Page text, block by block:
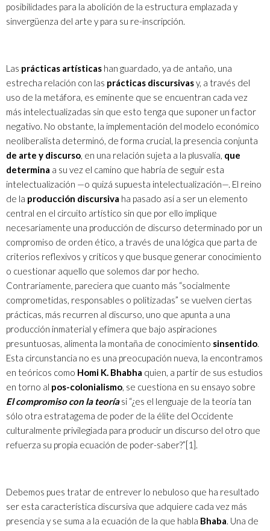
posibilidades para la abolición de la estructura emplazada y
sinvergüenza del arte y para su re-inscripción.
Las prácticas artísticas han guardado, ya de antaño, una
estrecha relación con las prácticas discursivasy, a través del
uso de la metáfora, es eminente que se encuentran cada vez
más intelectualizadas sin que esto tenga que suponer un factor
negativo. No obstante, la implementación del modelo económico
neoliberalista determinó, de forma crucial, la presencia conjunta
de arte y discurso, en una relación sujeta a la plusvalía, que
determina a su vez el camino que habría de seguir esta
intelectualización —o quizá supuesta intelectualización—. El reino
de la producción discursiva ha pasado así a ser un elemento
central en el circuito artístico sin que por ello implique
necesariamente una producción de discurso determinado por un
compromiso de orden ético, a través de una lógica que parta de
criterios reflexivos y críticos y que busque generar conocimiento
o cuestionar aquello que solemos dar por hecho.
Contrariamente, pareciera que cuanto más “socialmente
comprometidas, responsables o politizadas” se vuelven ciertas
prácticas, más recurren al discurso, uno que apunta a una
producción inmaterial y efímera que bajo aspiraciones
presuntuosas, alimenta la montaña de conocimiento sinsentido.
Esta circunstancia no es una preocupación nueva, la encontramos
en teóricos como Homi K. Bhabha quien, a partir de sus estudios
en torno al pos-colonialismo, se cuestiona en su ensayo sobre
El compromiso con la teoría si “¿es el lenguaje de la teoría tan
sólo otra estratagema de poder de la élite del Occidente
culturalmente privilegiada para producir un discurso del otro que
refuerza su propia ecuación de poder-saber?”[1].
Debemos pues tratar de entrever lo nebuloso que ha resultado
ser esta característica discursiva que adquiere cada vez más
presencia y se suma a la ecuación de la que habla Bhaba. Una de